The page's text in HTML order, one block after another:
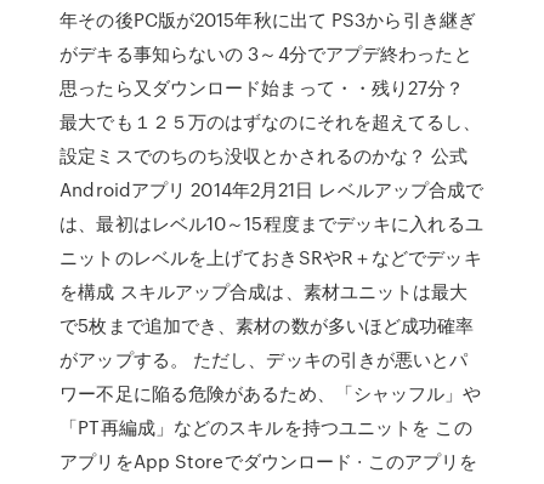
年その後PC版が2015年秋に出て PS3から引き継ぎ
がデキる事知らないの 3～4分でアプデ終わったと
思ったら又ダウンロード始まって・・残り27分？
最大でも１２５万のはずなのにそれを超えてるし、
設定ミスでのちのち没収とかされるのかな？ 公式
Androidアプリ 2014年2月21日 レベルアップ合成で
は、最初はレベル10～15程度までデッキに入れるユ
ニットのレベルを上げておきSRやR＋などでデッキ
を構成 スキルアップ合成は、素材ユニットは最大
で5枚まで追加でき、素材の数が多いほど成功確率
がアップする。 ただし、デッキの引きが悪いとパ
ワー不足に陥る危険があるため、「シャッフル」や
「PT再編成」などのスキルを持つユニットを この
アプリをApp Storeでダウンロード · このアプリを